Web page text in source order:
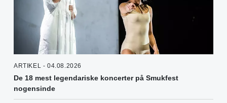
ARTIKEL - 04.08.2026
De 18 mest legendariske koncerter på Smukfest
nogensinde